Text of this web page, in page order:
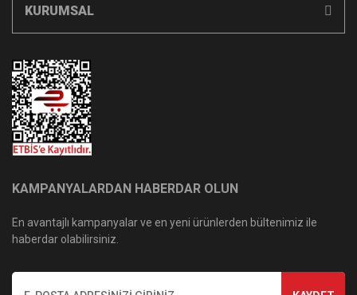
KURUMSAL
KAMPANYALARDAN HABERDAR OLUN
En avantajlı kampanyalar ve en yeni ürünlerden bültenimiz ile
haberdar olabilirsiniz.